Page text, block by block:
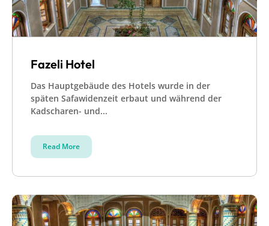
Fazeli Hotel
Das Hauptgebäude des Hotels wurde in der
späten Safawidenzeit erbaut und während der
Kadscharen- und...
Read More